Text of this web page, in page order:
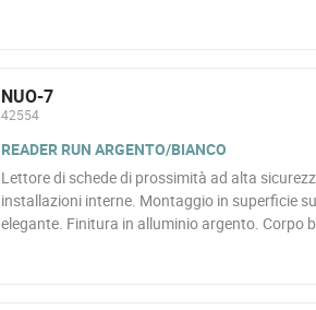
NUO-7
42554
READER RUN ARGENTO/BIANCO
Lettore di schede di prossimità ad alta
installazioni interne. Montaggio in superficie
elegante. Finitura in alluminio argento. Corpo